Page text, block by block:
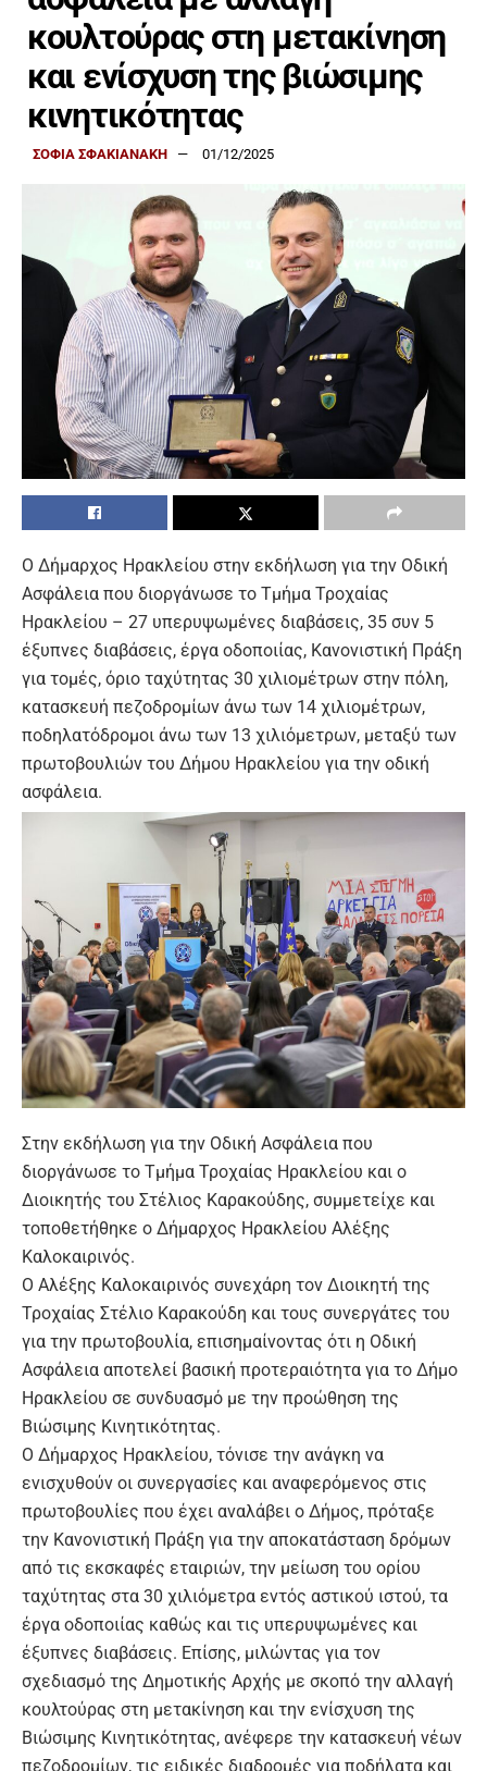
κουλτούρας στη μετακίνηση
και ενίσχυση της βιώσιμης
κινητικότητας
ΣΟΦΙΑ ΣΦΑΚΙΑΝΑΚΗ 01/12/2025
Ο Δήμαρχος Ηρακλείου στην εκδήλωση για την Οδική
Ασφάλεια που διοργάνωσε το Τμήμα Τροχαίας
Ηρακλείου – 27 υπερυψωμένες διαβάσεις, 35 συν 5
έξυπνες διαβάσεις, έργα οδοποιίας, Κανονιστική Πράξη
για τομές, όριο ταχύτητας 30 χιλιομέτρων στην πόλη,
κατασκευή πεζοδρομίων άνω των 14 χιλιομέτρων,
ποδηλατόδρομοι άνω των 13 χιλιόμετρων, μεταξύ των
πρωτοβουλιών του Δήμου Ηρακλείου για την οδική
ασφάλεια.
Στην εκδήλωση για την Οδική Ασφάλεια που
διοργάνωσε το Τμήμα Τροχαίας Ηρακλείου και ο
Διοικητής του Στέλιος Καρακούδης, συμμετείχε και
τοποθετήθηκε ο Δήμαρχος Ηρακλείου Αλέξης
Καλοκαιρινός.
Ο Αλέξης Καλοκαιρινός συνεχάρη τον Διοικητή της
Τροχαίας Στέλιο Καρακούδη και τους συνεργάτες του
για την πρωτοβουλία, επισημαίνοντας ότι η Οδική
Ασφάλεια αποτελεί βασική προτεραιότητα για το Δήμο
Ηρακλείου σε συνδυασμό με την προώθηση της
Βιώσιμης Κινητικότητας.
Ο Δήμαρχος Ηρακλείου, τόνισε την ανάγκη να
ενισχυθούν οι συνεργασίες και αναφερόμενος στις
πρωτοβουλίες που έχει αναλάβει ο Δήμος, πρόταξε
την Κανονιστική Πράξη για την αποκατάσταση δρόμων
από τις εκσκαφές εταιριών, την μείωση του ορίου
ταχύτητας στα 30 χιλιόμετρα εντός αστικού ιστού, τα
έργα οδοποιίας καθώς και τις υπερυψωμένες και
έξυπνες διαβάσεις. Επίσης, μιλώντας για τον
σχεδιασμό της Δημοτικής Αρχής με σκοπό την αλλαγή
κουλτούρας στη μετακίνηση και την ενίσχυση της
Βιώσιμης Κινητικότητας, ανέφερε την κατασκευή νέων
πεζοδρομίων, τις ειδικές διαδρομές για ποδήλατα και